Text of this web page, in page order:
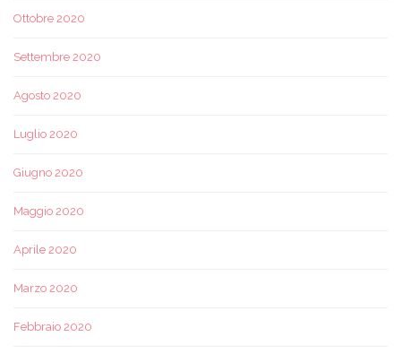
Ottobre 2020
Settembre 2020
Agosto 2020
Luglio 2020
Giugno 2020
Maggio 2020
Aprile 2020
Marzo 2020
Febbraio 2020